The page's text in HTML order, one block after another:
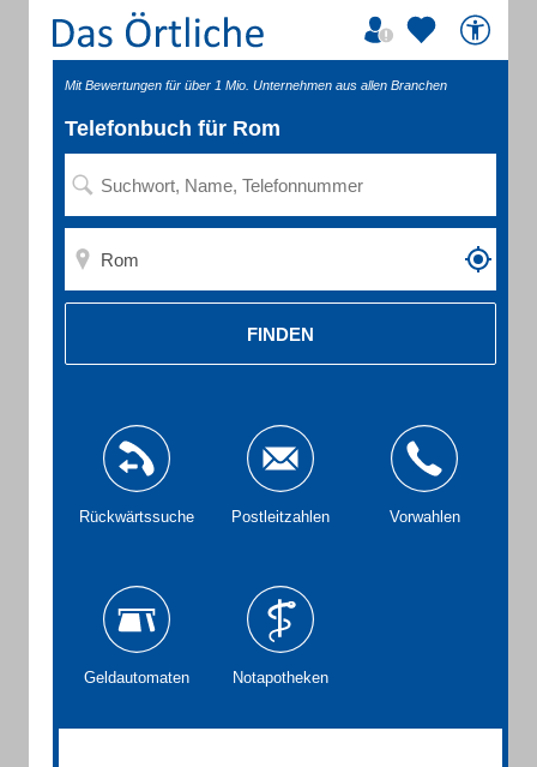
Mit Bewertungen für über 1 Mio. Unternehmen aus allen Branchen
Telefonbuch für Rom
FINDEN
Rückwärtssuche Postleitzahlen Vorwahlen
Geldautomaten Notapotheken